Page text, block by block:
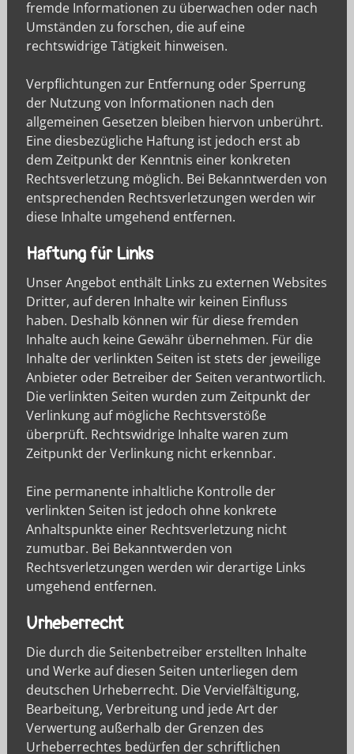
fremde Informationen zu überwachen oder nach
Umständen zu forschen, die auf eine
rechtswidrige Tätigkeit hinweisen.
Verpflichtungen zur Entfernung oder Sperrung
der Nutzung von Informationen nach den
allgemeinen Gesetzen bleiben hiervon unberührt.
Eine diesbezügliche Haftung ist jedoch erst ab
dem Zeitpunkt der Kenntnis einer konkreten
Rechtsverletzung möglich. Bei Bekanntwerden von
entsprechenden Rechtsverletzungen werden wir
diese Inhalte umgehend entfernen.
Haftung für Links
Unser Angebot enthält Links zu externen Websites
Dritter, auf deren Inhalte wir keinen Einfluss
haben. Deshalb können wir für diese fremden
Inhalte auch keine Gewähr übernehmen. Für die
Inhalte der verlinkten Seiten ist stets der jeweilige
Anbieter oder Betreiber der Seiten verantwortlich.
Die verlinkten Seiten wurden zum Zeitpunkt der
Verlinkung auf mögliche Rechtsverstöße
überprüft. Rechtswidrige Inhalte waren zum
Zeitpunkt der Verlinkung nicht erkennbar.
Eine permanente inhaltliche Kontrolle der
verlinkten Seiten ist jedoch ohne konkrete
Anhaltspunkte einer Rechtsverletzung nicht
zumutbar. Bei Bekanntwerden von
Rechtsverletzungen werden wir derartige Links
umgehend entfernen.
Urheberrecht
Die durch die Seitenbetreiber erstellten Inhalte
und Werke auf diesen Seiten unterliegen dem
deutschen Urheberrecht. Die Vervielfältigung,
Bearbeitung, Verbreitung und jede Art der
Verwertung außerhalb der Grenzen des
Urheberrechtes bedürfen der schriftlichen